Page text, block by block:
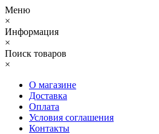
Меню
×
Информация
×
Поиск товаров
×
О магазине
Доставка
Оплата
Условия соглашения
Контакты